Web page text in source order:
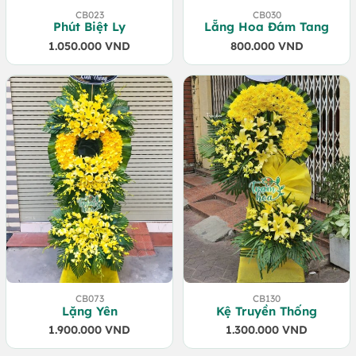
CB023
Phút Biệt Ly
1.050.000 VND
CB030
Lẵng Hoa Đám Tang
800.000 VND
CB073
Lặng Yên
1.900.000 VND
CB130
Kệ Truyền Thống
1.300.000 VND